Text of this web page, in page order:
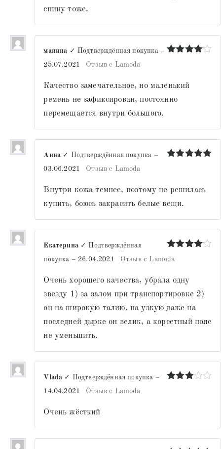
спину тоже.
манина ✓ Подтверждённая покупка –
25.07.2021
Отзыв с Lamoda
Качество замечательное, но маленький
ремень не зафиксирован, постоянно
перемещается внутри большого.
Анна ✓ Подтверждённая покупка –
03.06.2021
Отзыв с Lamoda
Внутри кожа темнее, поэтому не решилась
купить, боюсь закрасить белые вещи.
Оценка
из 5
Екатерина ✓ Подтверждённая
покупка – 26.04.2021 Отзыв с Lamoda
Очень хорошего качества, убрала одну
звезду 1) за залом при транспортировке 2)
он на широкую талию, на узкую даже на
последней дырке он велик, а корсетный пояс
не уменьшить.
Vlada ✓ Подтверждённая покупка –
14.04.2021
Отзыв с Lamoda
Очень жёсткий